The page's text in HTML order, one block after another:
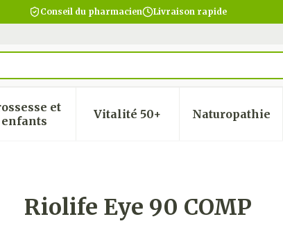
Conseil du pharmacien Livraison rapide
Beauté, soins et hygiène
menu pour la catégorie Régime,
et
enfantsAfficher le sous-menu pour la catégorie
Vitalité 50+Afficher le sous-menu
Naturopathie
Afficher
Riolife Eye 90 COMP